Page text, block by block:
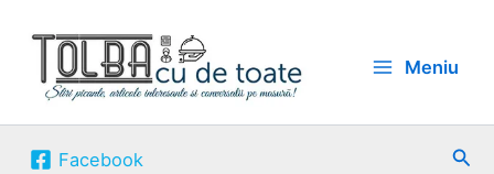
content
Meniu
Facebook